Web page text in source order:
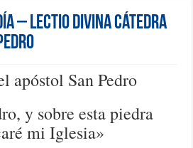
– Lectio Divina Cátedra
apóstol San Pedro
y sobre esta piedra
mi Iglesia»